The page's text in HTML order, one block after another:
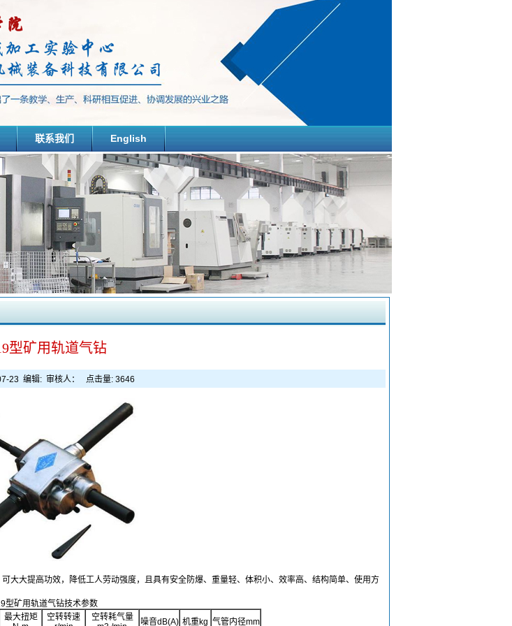
联系我们 English
型矿用轨道气钻
23 编辑: 审核人： 点击量: 3646
大大提高功效，降低工人劳动强度，且具有安全防爆、重量轻、体积小、效率高、结构简单、使用方
型矿用轨道气钻技术参数
最大扭矩
空转转速
空转耗气量
噪音dB(A) 机重kg 气管内径mm